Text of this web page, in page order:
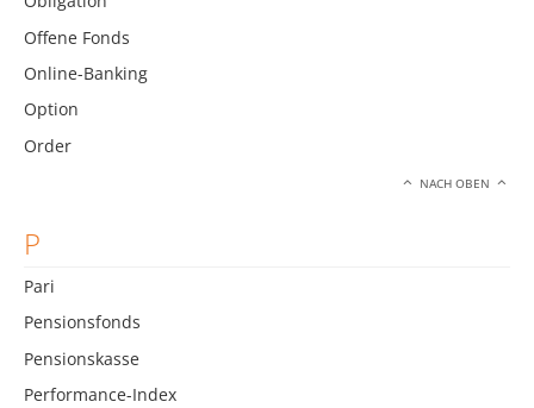
Offene Fonds
Online-Banking
Option
Order
NACH OBEN
P
Pari
Pensionsfonds
Pensionskasse
Performance-Index